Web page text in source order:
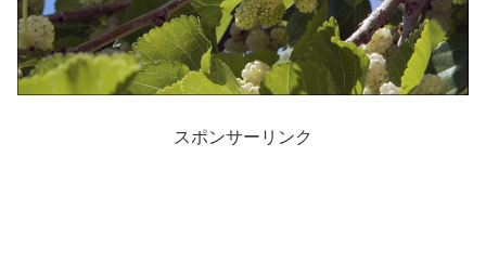
スポンサーリンク